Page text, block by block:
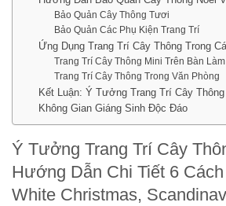
Bảo Quản Cây Thông Tươi
Bảo Quản Các Phụ Kiện Trang Trí
Ứng Dụng Trang Trí Cây Thông Trong
Trang Trí Cây Thông Mini Trên Bàn
Trang Trí Cây Thông Trong Văn Phòng
Kết Luận: Ý Tưởng Trang Trí Cây
Không Gian Giáng Sinh Độc Đáo
Ý Tưởng Trang Trí Cây
Hướng Dẫn Chi Tiết 6
White Christmas,